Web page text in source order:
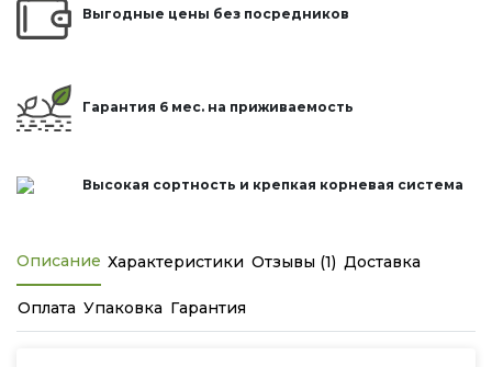
Выгодные цены без посредников
Гарантия 6 мес. на приживаемость
Высокая сортность и крепкая корневая система
Описание Характеристики Отзывы (1) Доставка
Оплата Упаковка Гарантия